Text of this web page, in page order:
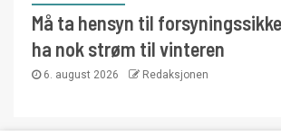
Må ta hensyn til
ha nok strøm til vinteren
6. august 2026 Redaksjonen